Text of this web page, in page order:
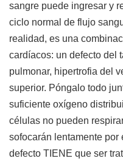
sangre puede ingresar y
ciclo normal de flujo
realidad, es una
cardíacos: un defecto del
pulmonar, hipertrofia del
superior. Póngalo todo
suficiente oxígeno
células no pueden
sofocarán lentamente por
defecto TIENE que ser